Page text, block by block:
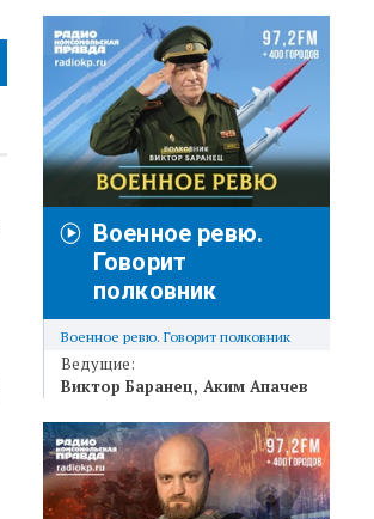
Военное ревю.
Говорит
полковник
Военное ревю. Говорит полковник
Ведущие:
Виктор Баранец Аким Апачев